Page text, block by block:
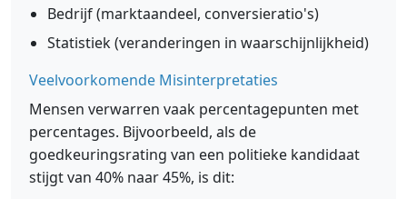
Bedrijf (marktaandeel, conversieratio's)
Statistiek (veranderingen in waarschijnlijkheid)
Veelvoorkomende Misinterpretaties
Mensen verwarren vaak percentagepunten met
percentages. Bijvoorbeeld, als de
goedkeuringsrating van een politieke kandidaat
stijgt van 40% naar 45%, is dit: